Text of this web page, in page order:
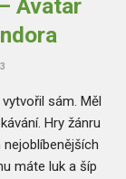
Avatar
sám. Měl
Hry žánru
nejoblíbenějších
máte luk a šíp